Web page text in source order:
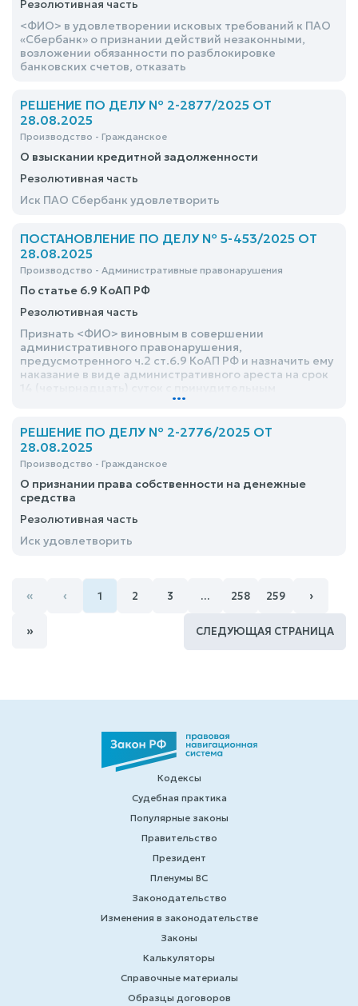
Резолютивная часть
<ФИО> в удовлетворении исковых требований к ПАО
«Сбербанк» о признании действий незаконными,
возложении обязанности по разблокировке
банковских счетов, отказать
РЕШЕНИЕ ПО ДЕЛУ № 2-2877/2025 ОТ
28.08.2025
Производство - Гражданское
О взыскании кредитной задолженности
Резолютивная часть
Иск ПАО Сбербанк удовлетворить
ПОСТАНОВЛЕНИЕ ПО ДЕЛУ № 5-453/2025 ОТ
28.08.2025
Производство - Административные правонарушения
По статье 6.9 КоАП РФ
Резолютивная часть
Признать <ФИО> виновным в совершении
административного правонарушения,
предусмотренного ч.2 ст.6.9 КоАП РФ и назначить ему
наказание в виде административного ареста на срок
выдворением за пределы Российской Федерации, с
иностранных граждан ОМВД России по
Гулькевичскому району Краснодарского края,
расположенный по адресу
...
РЕШЕНИЕ ПО ДЕЛУ № 2-2776/2025 ОТ
28.08.2025
Производство - Гражданское
О признании права собственности на денежные
средства
Резолютивная часть
Иск удовлетворить
« ‹ 1 2 3 … 258 259 ›
» СЛЕДУЮЩАЯ СТРАНИЦА
Кодексы
Судебная практика
Популярные законы
Правительство
Президент
Пленумы ВС
Законодательство
Изменения в законодательстве
Законы
Калькуляторы
Справочные материалы
Образцы договоров